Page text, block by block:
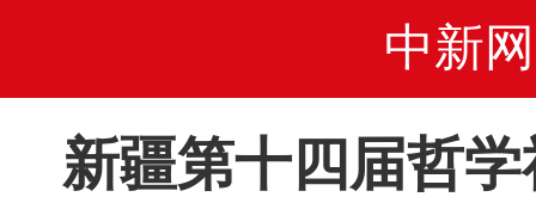
中新网
新疆第十四届哲